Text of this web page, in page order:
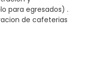
para egresados) .
de cafeterias